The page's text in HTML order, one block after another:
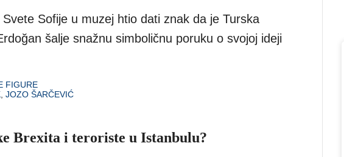
Sofije u muzej htio dati znak da je Turska
šalje snažnu simboličnu poruku o svojoj ideji
FIGURE
JOZO ŠARČEVIĆ
Brexita i teroriste u Istanbulu?